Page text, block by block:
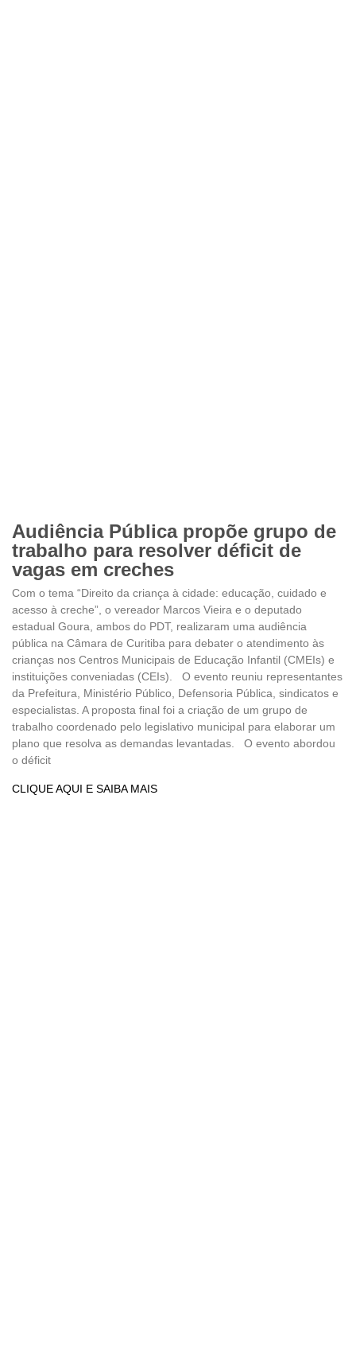
Audiência Pública propõe grupo de
trabalho para resolver déficit de
vagas em creches
Com o tema “Direito da criança à cidade: educação, cuidado e
acesso à creche”, o vereador Marcos Vieira e o deputado
estadual Goura, ambos do PDT, realizaram uma audiência
pública na Câmara de Curitiba para debater o atendimento às
crianças nos Centros Municipais de Educação Infantil (CMEIs) e
instituições conveniadas (CEIs). O evento reuniu representantes
da Prefeitura, Ministério Público, Defensoria Pública, sindicatos e
especialistas. A proposta final foi a criação de um grupo de
trabalho coordenado pelo legislativo municipal para elaborar um
plano que resolva as demandas levantadas. O evento abordou
o déficit
CLIQUE AQUI E SAIBA MAIS